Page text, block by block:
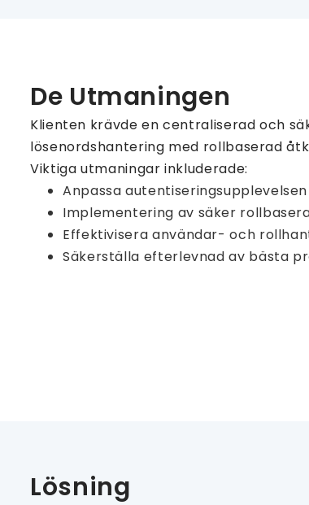
De Utmaningen
Klienten krävde en centraliserad och
lösenordshantering med rollbaserad
Viktiga utmaningar inkluderade:
Anpassa
Implementering av säker
Effektivisera användar- och
Säkerställa efterlevnad av bästa
Lösning